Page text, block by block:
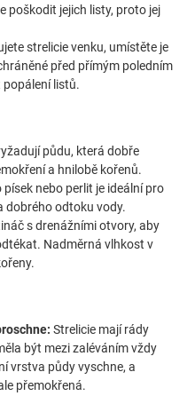
poškodit jejich listy, proto jej
strelicie venku, umístěte je
před přímým poledním
popálení listů.
půdu, která dobře
a hnilobě kořenů.
nebo perlit je ideální pro
dobrého odtoku vody.
s drenážními otvory, aby
Nadměrná vlhkost v
Strelicie mají rády
být mezi zaléváním vždy
vrstva půdy vyschne, a
přemokřená.